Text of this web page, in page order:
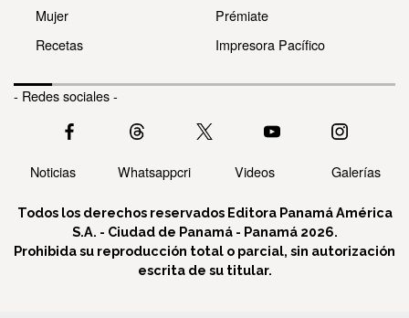
Mujer
Recetas
Prémiate
Impresora Pacífico
- Redes sociales -
Noticias Whatsappcri Videos Galerías
Todos los derechos reservados Editora Panamá América
S.A. - Ciudad de Panamá - Panamá 2026.
Prohibida su reproducción total o parcial, sin autorización
escrita de su titular.